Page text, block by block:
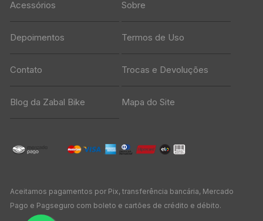
Acessórios Sobre
Depoimentos Termos de Uso
Contato Trocas e Devoluções
Blog da Zabal Bike Mapa do Site
Aceitamos pagamentos por Pix, transferência bancária, Mercado
Pago e Pagseguro com boleto e cartões de crédito e débito.